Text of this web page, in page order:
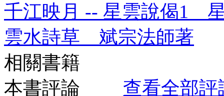
千江映月 -- 星雲說偈1
雲水詩草 斌宗法師著
相關書籍
本書評論
查看全部評